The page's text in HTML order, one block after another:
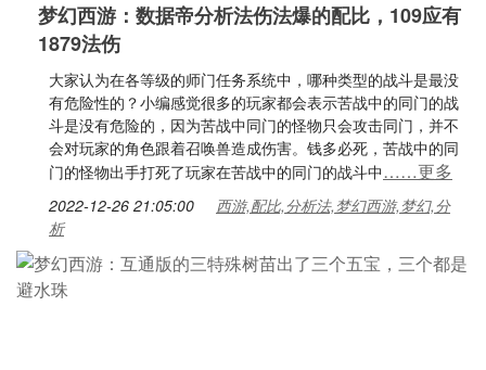
梦幻西游：数据帝分析法伤法爆的配比，109应有
1879法伤
大家认为在各等级的师门任务系统中，哪种类型的战斗是最没
有危险性的？小编感觉很多的玩家都会表示苦战中的同门的战
斗是没有危险的，因为苦战中同门的怪物只会攻击同门，并不
会对玩家的角色跟着召唤兽造成伤害。钱多必死，苦战中的同
门的怪物出手打死了玩家在苦战中的同门的战斗中……更多
2022-12-26 21:05:00
西游,配比,分析法,梦幻西游,梦幻,分
析